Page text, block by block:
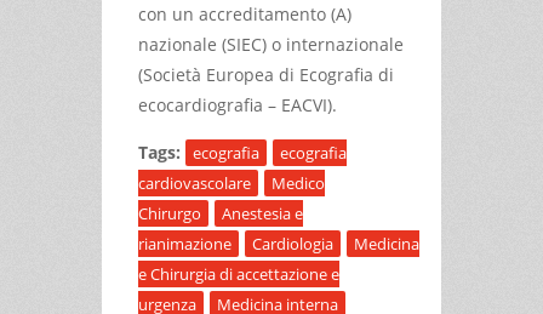
con un accreditamento (A)
nazionale (SIEC) o internazionale
(Società Europea di Ecografia di
ecocardiografia – EACVI).
Tags: ecografia
ecografia
cardiovascolare
Medico
Chirurgo
Anestesia e
rianimazione
Cardiologia
Medicina
e Chirurgia di accettazione e
urgenza
Medicina interna